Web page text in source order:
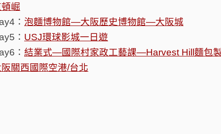
崛
： 泡麵博物館—大阪歷史博物館—大阪城
： USJ環球影城一日遊
： 結業式—國際村家政工藝課—Harvest Hill麵包
關西國際空港/台北